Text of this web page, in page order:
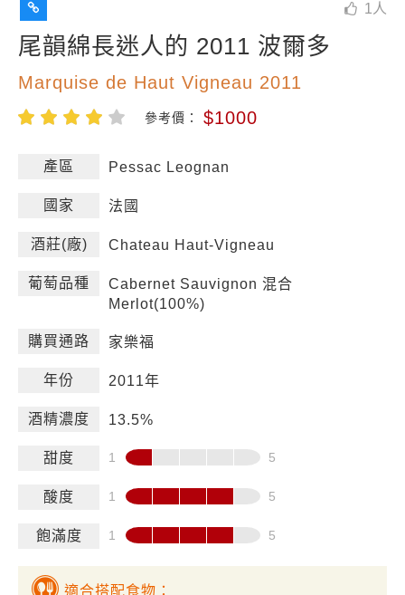
1 人
尾韻綿長迷人的 2011 波爾多
Marquise de Haut Vigneau 2011
參考價： $1000
產區 Pessac Leognan
國家 法國
酒莊(廠) Chateau Haut-Vigneau
葡萄品種
Cabernet Sauvignon 混合
Merlot(100%)
購買通路 家樂福
年份 2011年
酒精濃度 13.5%
甜度
酸度
飽滿度
適合搭配食物：